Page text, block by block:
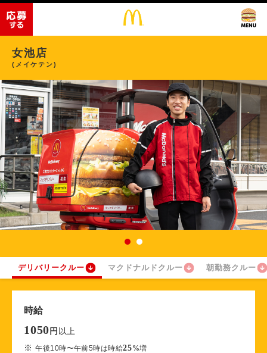
女池店
(メイケテン)
デリバリークルー マクドナルドクルー 朝勤務クルー
時給
1050 円 以上
※午後10時〜午前5時は時給25%増